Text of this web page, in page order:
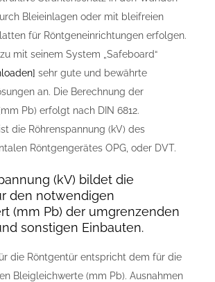
Bleieinlagen oder mit bleifreien
für Röntgeneinrichtungen erfolgen.
mit seinem System „Safeboard“
sehr gute und bewährte
an. Die Berechnung der
Pb) erfolgt nach DIN 6812.
die Röhrenspannung (kV) des
Röntgengerätes OPG, oder DVT.
(kV) bildet die
den notwendigen
(mm Pb) der umgrenzenden
sonstigen Einbauten.
die Röntgentür entspricht dem für die
Bleigleichwerte (mm Pb). Ausnahmen